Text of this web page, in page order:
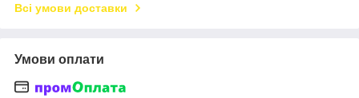
Всі умови доставки
Умови оплати